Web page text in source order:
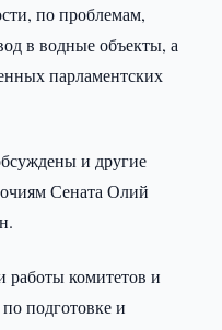
по проблемам,
в водные объекты, а
парламентских
и другие
Сената Олий
работы комитетов и
подготовке и